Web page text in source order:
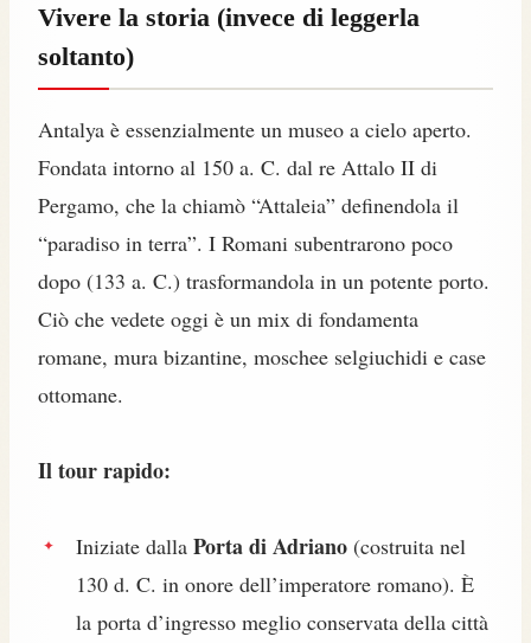
Vivere la storia (invece di leggerla
soltanto)
Antalya è essenzialmente un museo a cielo aperto.
Fondata intorno al 150 a. C. dal re Attalo II di
Pergamo, che la chiamò “Attaleia” definendola il
“paradiso in terra”. I Romani subentrarono poco
dopo (133 a. C.) trasformandola in un potente porto.
Ciò che vedete oggi è un mix di fondamenta
romane, mura bizantine, moschee selgiuchidi e case
ottomane.
Il tour rapido:
Iniziate dalla Porta di Adriano (costruita nel
130 d. C. in onore dell’imperatore romano). È
la porta d’ingresso meglio conservata della città